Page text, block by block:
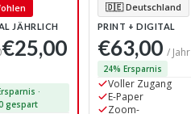
JÄHRLICH
€25,00
·
gespart
🇩🇪 Deutschland
PRINT + DIGITAL
€63,00 / Jahr
24% Ersparnis
Voller Zugang
E-Paper
Zoom-